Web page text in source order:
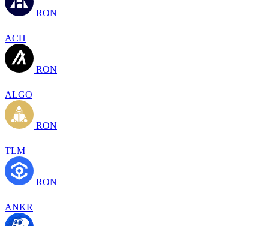
RON
ACH
RON
ALGO
RON
TLM
RON
ANKR